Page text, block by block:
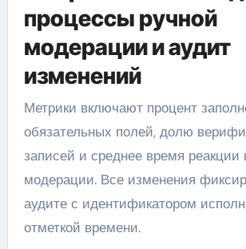
процессы ручной
модерации и аудит
изменений
Метрики включают процент
обязательных полей, долю
записей и среднее время реакции
модерации. Все изменения
аудите с идентификатором
отметкой времени.